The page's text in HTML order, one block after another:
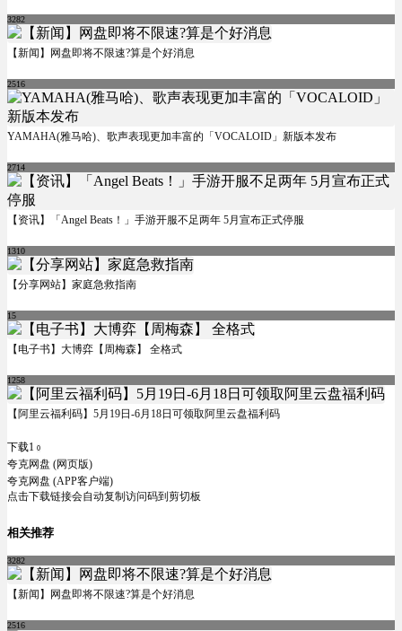
3282
【新闻】网盘即将不限速?算是个好消息
2516
YAMAHA(雅马哈)、歌声表现更加丰富的「VOCALOID」新版本发布
2714
【资讯】「Angel Beats！」手游开服不足两年 5月宣布正式停服
1310
【分享网站】家庭急救指南
15
【电子书】大博弈【周梅森】 全格式
1258
【阿里云福利码】5月19日-6月18日可领取阿里云盘福利码
下载1 0
夸克网盘 (网页版)
夸克网盘 (APP客户端)
点击下载链接会自动复制访问码到剪切板
相关推荐
3282
【新闻】网盘即将不限速?算是个好消息
2516